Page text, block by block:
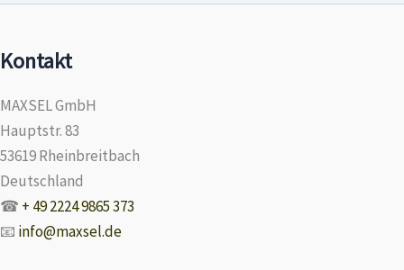
Kontakt
MAXSEL GmbH
Hauptstr. 83
53619 Rheinbreitbach
Deutschland
☎ + 49 2224 9865 373
📧 info@maxsel.de